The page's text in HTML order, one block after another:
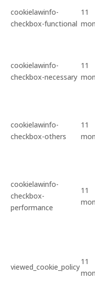
cookielawinfo-
checkbox-functional
11
cookielawinfo-
checkbox-necessary
11
cookielawinfo-
checkbox-others
11
cookielawinfo-
checkbox-
performance
11
viewed_cookie_policy
11